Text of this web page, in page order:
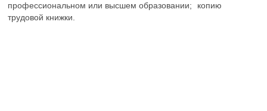
профессиональном или высшем образовании;
копию
трудовой книжки.